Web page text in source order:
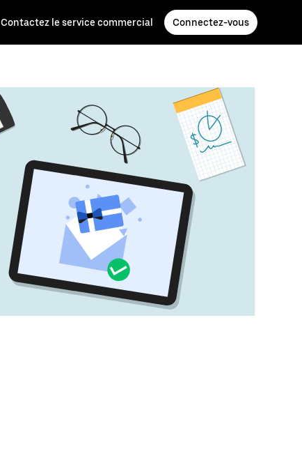
Contactez le service commercial Connectez-vous